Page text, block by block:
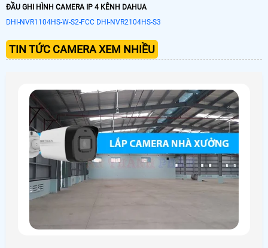
ĐẦU GHI HÌNH CAMERA IP 4 KÊNH DAHUA
DHI-NVR1104HS-W-S2-FCC DHI-NVR2104HS-S3
TIN TỨC CAMERA XEM NHIỀU